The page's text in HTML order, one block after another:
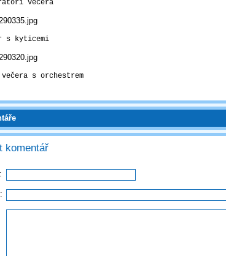
večera
s kyticemi
večera s orchestrem
komentář